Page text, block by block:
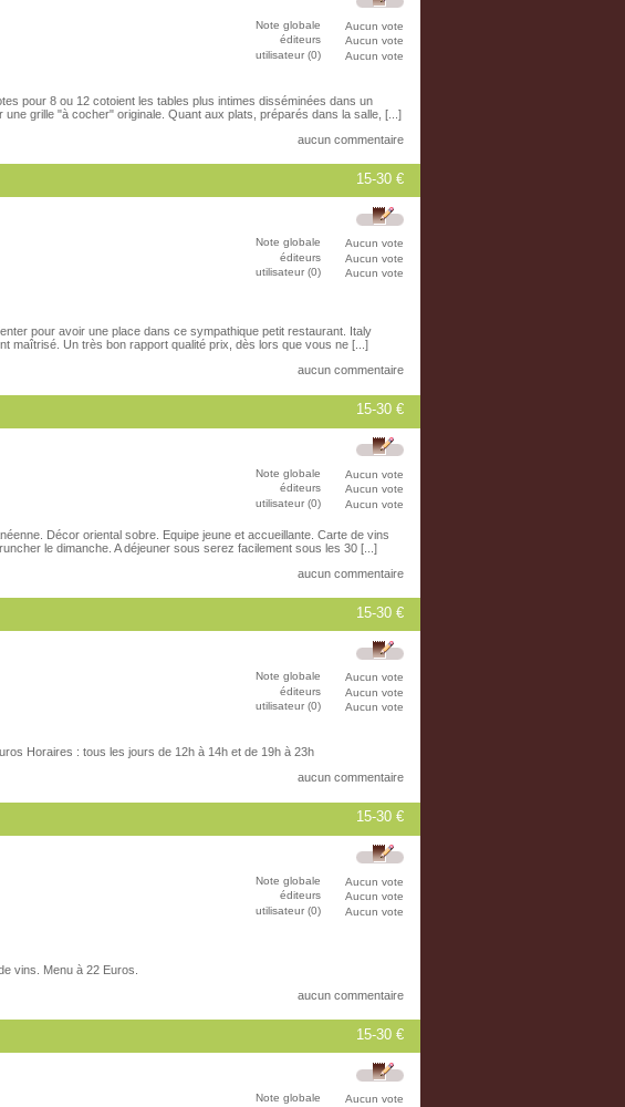
Note globale
Aucun vote
éditeurs
Aucun vote
utilisateur (0)
Aucun vote
pour 8 ou 12 cotoient les tables plus intimes disséminées dans un
grille "à cocher" originale. Quant aux plats, préparés dans la salle, [...]
aucun commentaire
15-30 €
Note globale
Aucun vote
éditeurs
Aucun vote
utilisateur (0)
Aucun vote
pour avoir une place dans ce sympathique petit restaurant. Italy
maîtrisé. Un très bon rapport qualité prix, dès lors que vous ne [...]
aucun commentaire
15-30 €
Note globale
Aucun vote
éditeurs
Aucun vote
utilisateur (0)
Aucun vote
Décor oriental sobre. Equipe jeune et accueillante. Carte de vins
le dimanche. A déjeuner sous serez facilement sous les 30 [...]
aucun commentaire
15-30 €
Note globale
Aucun vote
éditeurs
Aucun vote
utilisateur (0)
Aucun vote
Horaires : tous les jours de 12h à 14h et de 19h à 23h
aucun commentaire
15-30 €
Note globale
Aucun vote
éditeurs
Aucun vote
utilisateur (0)
Aucun vote
vins. Menu à 22 Euros.
aucun commentaire
15-30 €
Note globale Aucun vote